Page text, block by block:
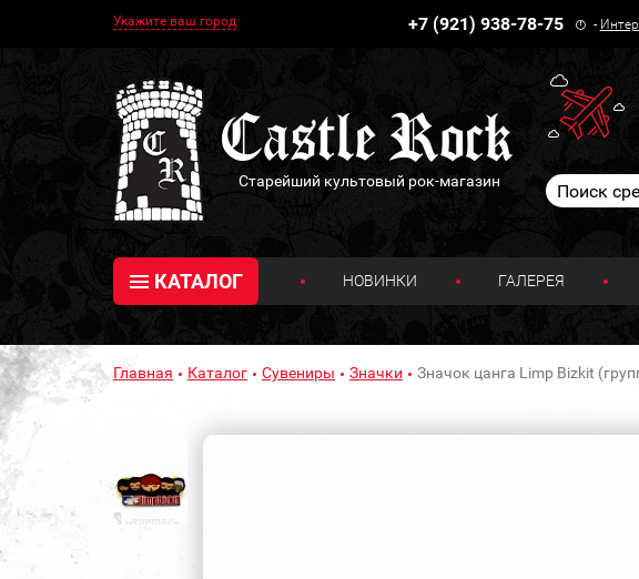
Укажите ваш город +7 (921) 938-78-75 -
Старейший культовый рок-магазин
КАТАЛОГ НОВИНКИ ГАЛЕРЕЯ
Главная Каталог Сувениры Значки Значок цанга Limp Bizkit